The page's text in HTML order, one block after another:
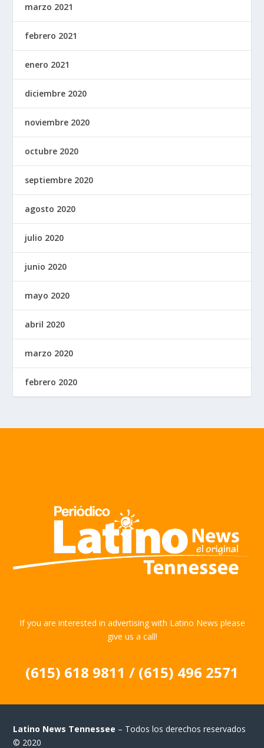
marzo 2021
febrero 2021
enero 2021
diciembre 2020
noviembre 2020
octubre 2020
septiembre 2020
agosto 2020
julio 2020
junio 2020
mayo 2020
abril 2020
marzo 2020
febrero 2020
If you are interested in advertising with Latino News please
give us a call!
(615) 618 9811 / (615) 496 2571
Latino News Tennessee – Todos los derechos reservados
© 2020